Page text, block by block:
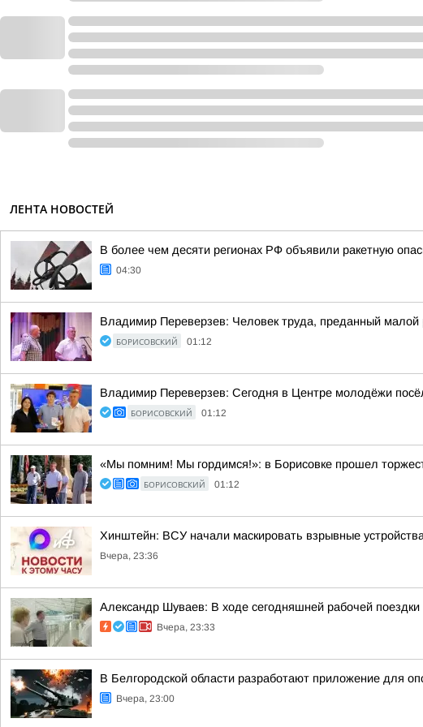
ЛЕНТА НОВОСТЕЙ
В более чем десяти регионах РФ объявили ракетную
04:30
Владимир Переверзев: Человек труда, преданный малой
БОРИСОВСКИЙ 01:12
Владимир Переверзев: Сегодня в Центре молодёжи
БОРИСОВСКИЙ 01:12
«Мы помним! Мы гордимся!»: в Борисовке прошел
БОРИСОВСКИЙ 01:12
Хинштейн: ВСУ начали маскировать взрывные
Вчера, 23:36
Александр Шуваев: В ходе сегодняшней рабочей
Вчера, 23:33
В Белгородской области разработают приложение для
Вчера, 23:00